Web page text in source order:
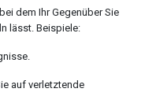
dem Ihr Gegenüber Sie
lässt. Beispiele:
auf verletztende